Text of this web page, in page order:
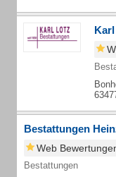
Bestattungen
Web
Bestattungen